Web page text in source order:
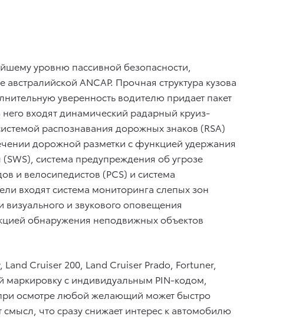
уровню пассивной безопасности,
ANCAP. Прочная структура кузова
уверенность водителю придает пакет
входят динамический радарный круиз-
распознавания дорожных знаков (RSA)
дорожной разметки с функцией удержания
система предупреждения об угрозе
и велосипедистов (PCS) и система
входят система мониторинга слепых зон
и звукового оповещения
обнаружения неподвижных объектов
Cruiser 200, Land Cruiser Prado, Fortuner,
с индивидуальным PIN-кодом,
при осмотре любой желающий может быстро
что сразу снижает интерес к автомобилю